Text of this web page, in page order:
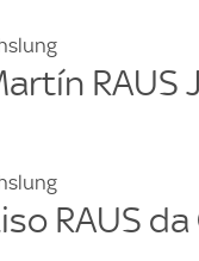
RAUS
RAUS da